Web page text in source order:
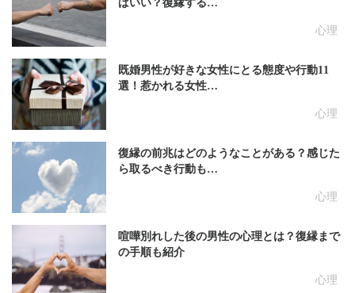
心理
ばいい？復縁する…
心理
既婚男性が好きな女性にとる態度や行動11
選！惹かれる女性…
心理
復縁の前兆はどのようなことがある？感じた
ら取るべき行動も…
心理
喧嘩別れした後の男性の心理とは？復縁まで
の手順も紹介